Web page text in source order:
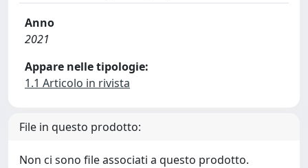
Anno
2021
Appare nelle tipologie:
1.1 Articolo in rivista
File in questo prodotto:
Non ci sono file associati a questo prodotto.